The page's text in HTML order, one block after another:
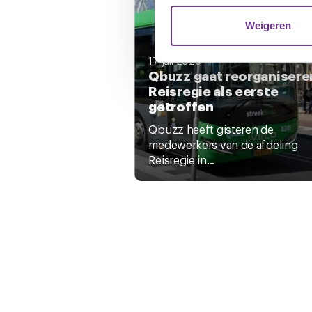
websiteverkeer te
media, adverteren en
U kunt uw toestemming op
cookie-instellingenicoontje
Weigeren
17 juli 2026
Qbuzz gaat
Reisregie als eerste
getroffen
Qbuzz heeft gisteren de
medewerkers van de afdeling
Reisregie in...